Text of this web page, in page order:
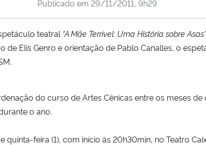
Publicado em 29/11/2011, 9h29
teatral “A Mãe Terrível: Uma História sobre Asas”
de Elis Genro e orientação de Pablo Canalles, o
do curso de Artes Cênicas entre os meses
o ano.
feira (1), com início às 20h30min, no Teatro